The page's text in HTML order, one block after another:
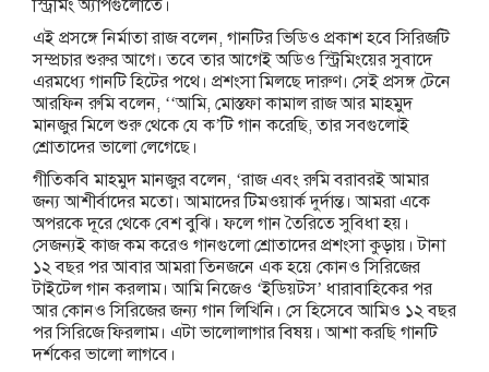
স্ট্রিমিং অ্যাপগুলোতে।
এই প্রসঙ্গে নির্মাতা রাজ বলেন, গানটির ভিডিও প্রকাশ হবে সিরিজটি
সম্প্রচার শুরুর আগে। তবে তার আগেই অডিও স্ট্রিমিংয়ের সুবাদে
এরমধ্যে গানটি হিটের পথে। প্রশংসা মিলছে দারুণ। সেই প্রসঙ্গ টেনে
আরফিন রুমি বলেন, ‘‘আমি, মোস্তফা কামাল রাজ আর মাহমুদ
মানজুর মিলে শুরু থেকে যে ক’টি গান করেছি, তার সবগুলোই
শ্রোতাদের ভালো লেগেছে।
গীতিকবি মাহমুদ মানজুর বলেন, ‘রাজ এবং রুমি বরাবরই আমার
জন্য আশীর্বাদের মতো। আমাদের টিমওয়ার্ক দুর্দান্ত। আমরা একে
অপরকে দূরে থেকে বেশ বুঝি। ফলে গান তৈরিতে সুবিধা হয়।
সেজন্যই কাজ কম করেও গানগুলো শ্রোতাদের প্রশংসা কুড়ায়। টানা
১২ বছর পর আবার আমরা তিনজনে এক হয়ে কোনও সিরিজের
টাইটেল গান করলাম। আমি নিজেও ‘ইডিয়টস’ ধারাবাহিকের পর
আর কোনও সিরিজের জন্য গান লিখিনি। সে হিসেবে আমিও ১২ বছর
পর সিরিজে ফিরলাম। এটা ভালোলাগার বিষয়। আশা করছি গানটি
দর্শকের ভালো লাগবে।